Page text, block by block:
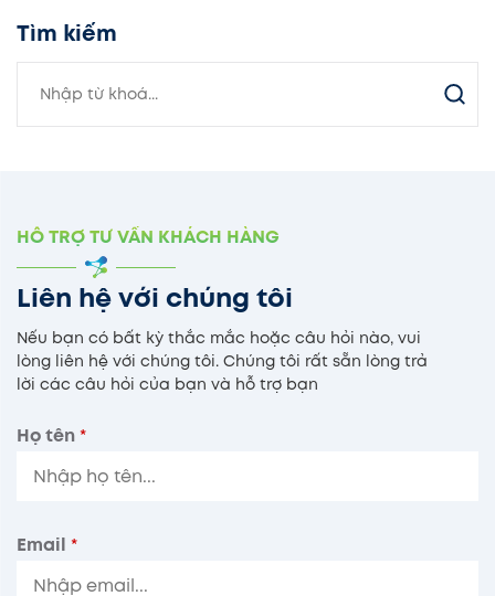
Tìm kiếm
HỖ TRỢ TƯ VẤN KHÁCH HÀNG
Liên hệ với chúng tôi
Nếu bạn có bất kỳ thắc mắc hoặc câu hỏi nào, vui
lòng liên hệ với chúng tôi. Chúng tôi rất sẵn lòng trả
lời các câu hỏi của bạn và hỗ trợ bạn
Họ tên*
Email *